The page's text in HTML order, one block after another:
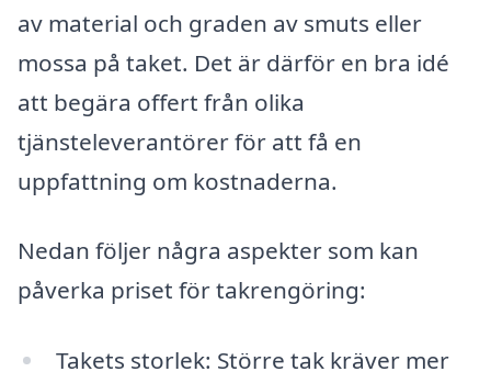
av material och graden av smuts eller
mossa på taket. Det är därför en bra idé
att begära offert från olika
tjänsteleverantörer för att få en
uppfattning om kostnaderna.
Nedan följer några aspekter som kan
påverka priset för takrengöring:
Takets storlek: Större tak kräver mer